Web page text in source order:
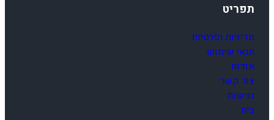
תפריט
מדיניות ופרטיות
תנאי שימוש
אודות
צור קשר
נגישות
בית